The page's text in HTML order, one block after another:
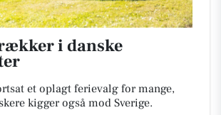
i danske
et oplagt ferievalg for mange,
kigger også mod Sverige.